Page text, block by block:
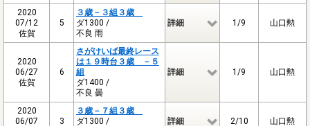
2020
07/12
佐賀
5
３歳－３組３歳
ダ1300 /
不良 雨
詳細 1/9 山口勲
2020
06/27
佐賀
6
さがけいば最終レース
は１９時台３歳 －５
組
ダ1400 /
不良 曇
詳細 1/9 山口勲
2020
06/07
3
３歳－７組３歳
ダ1300 /
詳細 2/10 山口勲